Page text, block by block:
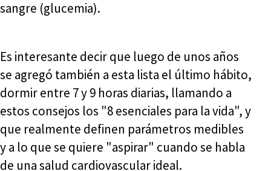
sangre (glucemia).
Es interesante decir que luego de unos años
se agregó también a esta lista el último hábito,
dormir entre 7 y 9 horas diarias, llamando a
estos consejos los "8 esenciales para la vida", y
que realmente definen parámetros medibles
y a lo que se quiere "aspirar" cuando se habla
de una salud cardiovascular ideal.